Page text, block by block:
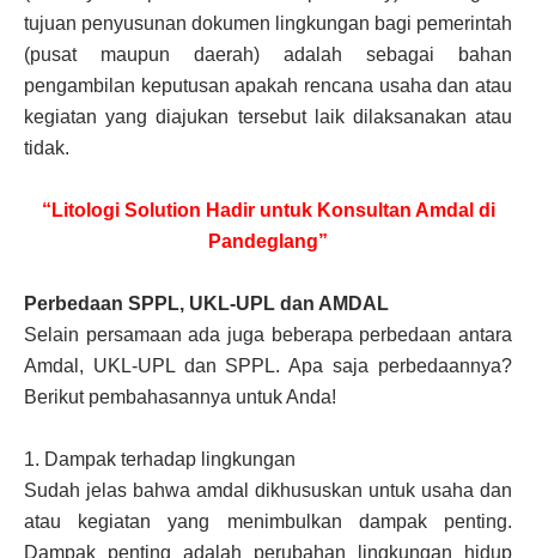
tujuan penyusunan dokumen lingkungan bagi pemerintah
(pusat maupun daerah) adalah sebagai bahan
pengambilan keputusan apakah rencana usaha dan atau
kegiatan yang diajukan tersebut laik dilaksanakan atau
tidak.
“Litologi Solution Hadir untuk Konsultan Amdal di
Pandeglang”
Perbedaan SPPL, UKL-UPL dan AMDAL
Selain persamaan ada juga beberapa perbedaan antara
Amdal, UKL-UPL dan SPPL. Apa saja perbedaannya?
Berikut pembahasannya untuk Anda!
1. Dampak terhadap lingkungan
Sudah jelas bahwa amdal dikhususkan untuk usaha dan
atau kegiatan yang menimbulkan dampak penting.
Dampak penting adalah perubahan lingkungan hidup